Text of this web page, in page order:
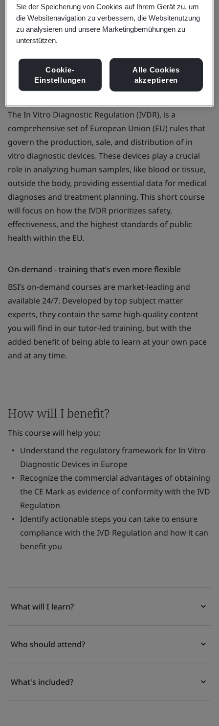
€60 + MwSt.
Check prices and book
The In Vitro Diagnostic Regulation (IVDR), is a
comprehensive set of European Union (EU) rules that
govern the production, sale, and distribution of in
vitro diagnostic devices. These devices play a crucial
role in analyzing human samples, like blood or tissue,
outside the body, providing essential data for medical
diagnoses and treatment planning. This short course
will focus on how the IVDR prioritizes safety,
effectiveness, and the highest standards of public
health within the EU.
On-demand - training that’s even more flexible
BSI’s on-demand courses are market-leading and
available 24/7. Developed by top subject matter
experts, they contain the same high-quality content
you will find in our tutor-led training, but with the
added benefit of being able to learn at your own pace
and at any time.
How will I benefit?
This course will help you:
Understand the regulatory framework for In Vitro
Diagnostic Devices in Europe
Recognize the commercial advantages of obtaining
the CE Mark as evidence of conformity with the IVD
Regulation
Identify actionable steps you can take to ensure
compliance with the IVD Regulation and how it can
benefit you
What will I learn?
Who should attend?
What's included?
Sie der Speicherung von Cookies auf Ihrem Gerät zu, um
die Websitenavigation zu verbessern, die Websitenutzung
zu analysieren und unsere Marketingbemühungen zu
unterstützen.
Cookie-
Einstellungen
Alle Cookies
akzeptieren